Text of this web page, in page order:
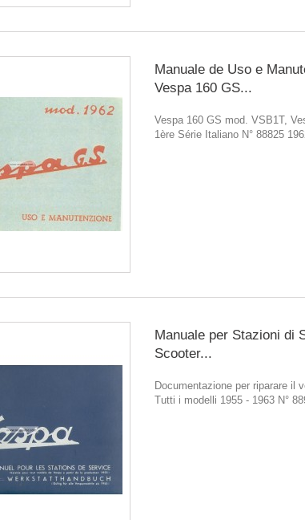
Manuale de Uso e
Vespa 160 GS...
Vespa 160 GS mod. VSB1T,
1ère Série Italiano N° 88825
Manuale per Stazioni di
Scooter...
Documentazione per riparare il
Tutti i modelli 1955 - 1963 N°